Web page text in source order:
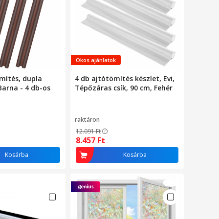
dupla
- 4 db-os
Kosárba
Okos ajánlatok
4 db ajtótömítés készlet, Evi,
Tépőzáras csík, 90 cm, Fehér
raktáron
12.091Ft
8.457 Ft
Kosárba